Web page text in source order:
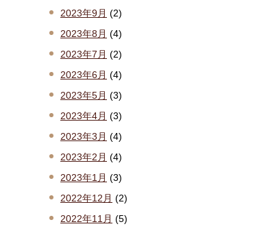
2023年9月 (2)
2023年8月 (4)
2023年7月 (2)
2023年6月 (4)
2023年5月 (3)
2023年4月 (3)
2023年3月 (4)
2023年2月 (4)
2023年1月 (3)
2022年12月 (2)
2022年11月 (5)